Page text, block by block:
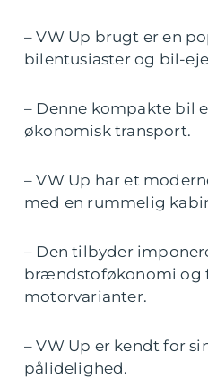
– VW Up brugt er en
bilentusiaster og bil-
– Denne kompakte bil
økonomisk transport.
– VW Up har et
med en rummelig
– Den tilbyder
brændstoføkonomi og
motorvarianter.
– VW Up er kendt for
pålidelighed.